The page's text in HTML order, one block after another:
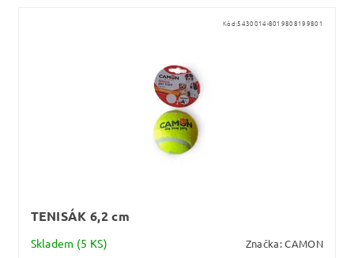
Kód:5430014-8019808199801
TENISÁK 6,2 cm
Skladem (5 KS) Značka:CAMON